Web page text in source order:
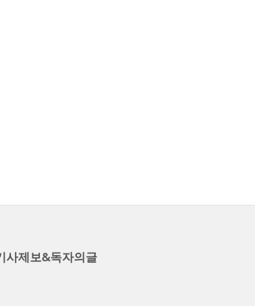
사제보&독자의글